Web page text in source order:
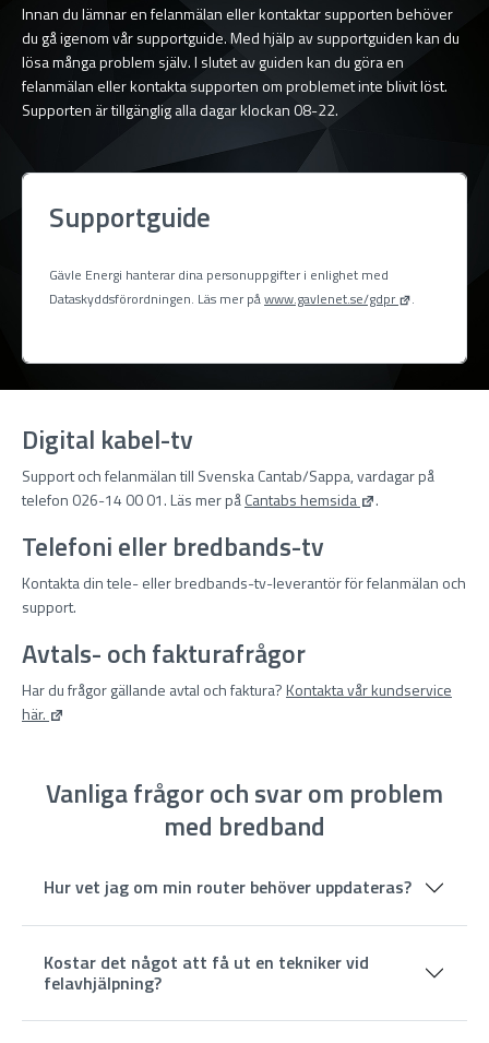
Innan du lämnar en felanmälan eller kontaktar supporten behöver
du gå igenom vår supportguide. Med hjälp av supportguiden kan du
lösa många problem själv. I slutet av guiden kan du göra en
felanmälan eller kontakta supporten om problemet inte blivit löst.
Supporten är tillgänglig alla dagar klockan 08-22.
Supportguide
Gävle Energi hanterar dina personuppgifter i enlighet med
Dataskyddsförordningen. Läs mer påwww.gavlenet.se/gdpr .
Digital kabel-tv
Support och felanmälan till Svenska Cantab/Sappa, vardagar på
telefon 026-14 00 01. Läs mer påCantabs hemsida .
Telefoni eller bredbands-tv
Kontakta din tele- eller bredbands-tv-leverantör för felanmälan och
support.
Avtals- och fakturafrågor
Har du frågor gällande avtal och faktura? Kontakta vår kundservice
här.
Vanliga frågor och svar om problem
med bredband
Hur vet jag om min router behöver uppdateras?
Kostar det något att få ut en tekniker vid
felavhjälpning?